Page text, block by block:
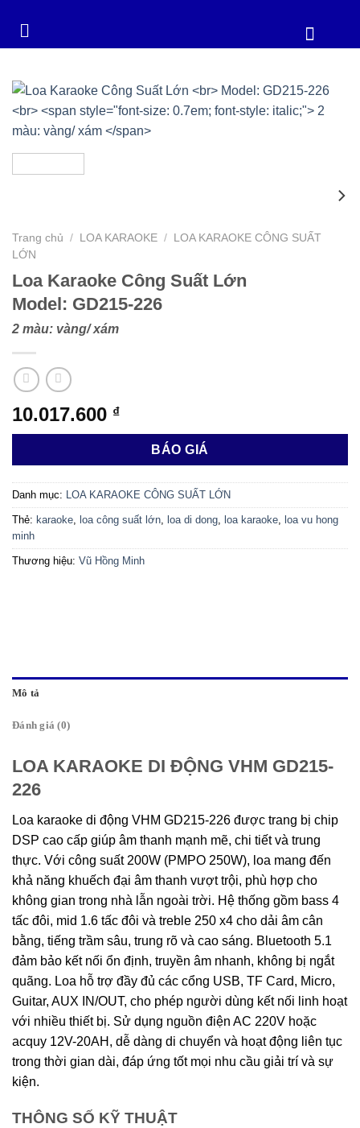
Trang chủ / LOA KARAOKE /
LOA KARAOKE CÔNG SUẤT
LỚN
Loa Karaoke Công Suất Lớn
Model: GD215-226
2 màu: vàng/ xám
10.017.600 ₫
BÁO GIÁ
Danh mục: LOA KARAOKE CÔNG SUẤT LỚN
Thẻ: karaoke, loa công suất lớn, loa di dong, loa karaoke, loa vu hong
minh
Thương hiệu: Vũ Hồng Minh
Mô tả
Đánh giá (0)
LOA KARAOKE DI ĐỘNG VHM GD215-
226
Loa karaoke di động VHM GD215-226 được trang bị chip
DSP cao cấp giúp âm thanh mạnh mẽ, chi tiết và trung
thực. Với công suất 200W (PMPO 250W), loa mang đến
khả năng khuếch đại âm thanh vượt trội, phù hợp cho
không gian trong nhà lẫn ngoài trời. Hệ thống gồm bass 4
tấc đôi, mid 1.6 tấc đôi và treble 250 x4 cho dải âm cân
bằng, tiếng trầm sâu, trung rõ và cao sáng. Bluetooth 5.1
đảm bảo kết nối ổn định, truyền âm nhanh, không bị ngắt
quãng. Loa hỗ trợ đầy đủ các cổng USB, TF Card, Micro,
Guitar, AUX IN/OUT, cho phép người dùng kết nối linh hoạt
với nhiều thiết bị. Sử dụng nguồn điện AC 220V hoặc
acquy 12V-20AH, dễ dàng di chuyển và hoạt động liên tục
trong thời gian dài, đáp ứng tốt mọi nhu cầu giải trí và sự
kiện.
THÔNG SỐ KỸ THUẬT